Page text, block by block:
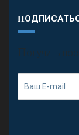
П олучить